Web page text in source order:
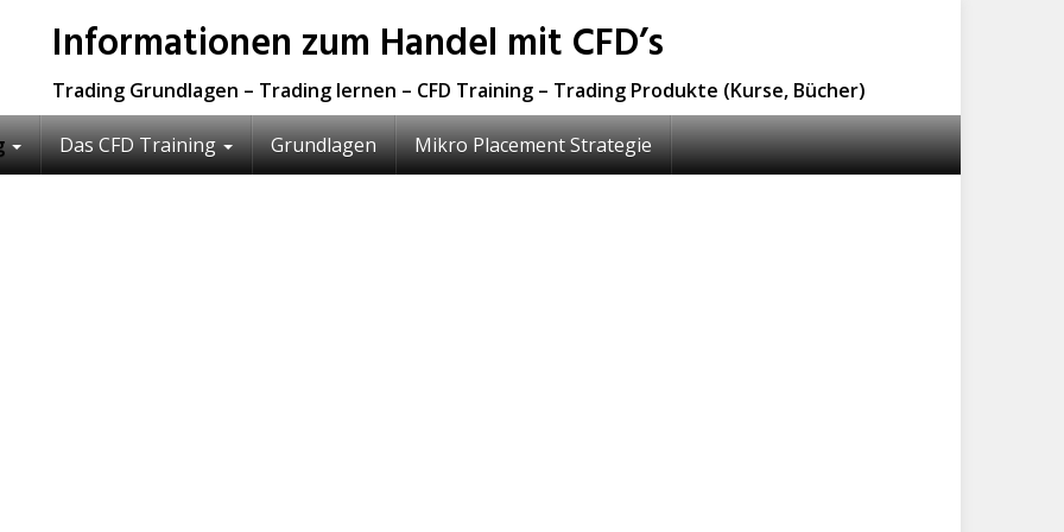
Informationen zum Handel mit CFD’s
Trading Grundlagen – Trading lernen – CFD Training – Trading Produkte (Kurse, Bücher)
Das CFD Training Grundlagen Mikro Placement Strategie